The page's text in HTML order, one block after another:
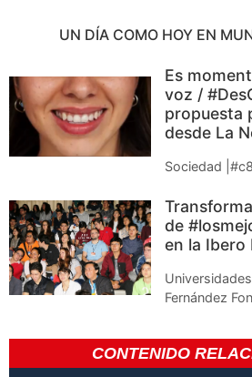
UN DÍA COMO HOY EN
Es
voz /
propuesta
desde La
Sociedad
de
en la Ibero
Fernández
CONTENIDO